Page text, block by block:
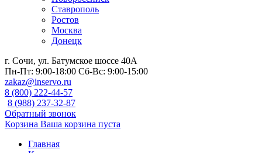
Ставрополь
Ростов
Москва
Донецк
г. Сочи, ул. Батумское шоссе 40А
Пн-Пт: 9:00-18:00 Сб-Вс: 9:00-15:00
zakaz@inservo.ru
8 (800) 222-44-57
8 (988) 237-32-87
Обратный звонок
Корзина Ваша корзина пуста
Главная